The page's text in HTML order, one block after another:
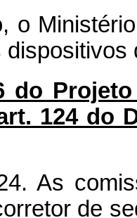
o
dispositivos
do
124 do
As
de